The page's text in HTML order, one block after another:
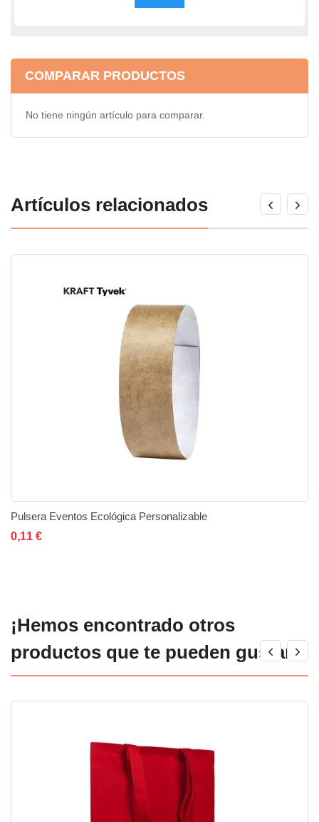
COMPARAR PRODUCTOS
No tiene ningún artículo para comparar.
Artículos relacionados
Pulsera Eventos Ecológica Personalizable
0,11 €
¡Hemos encontrado otros
productos que te pueden gustar!